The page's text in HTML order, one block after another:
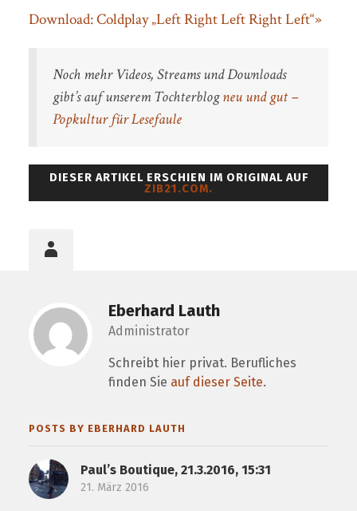
Download: Coldplay „Left Right Left Right Left“»
Noch mehr Videos, Streams und Downloads
gibt’s auf unserem Tochterblogneu und gut –
Popkultur für Lesefaule
DIESER ARTIKEL ERSCHIEN IM ORIGINAL AUF
ZIB21.COM.
Eberhard Lauth
Administrator
Schreibt hier privat. Berufliches
finden Sie auf dieser Seite.
POSTS BY EBERHARD LAUTH
Paul’s Boutique, 21.3.2016, 15:31
21. März 2016